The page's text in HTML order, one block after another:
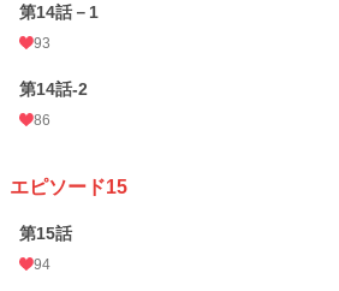
第14話－1
93
第14話-2
86
エピソード15
第15話
94